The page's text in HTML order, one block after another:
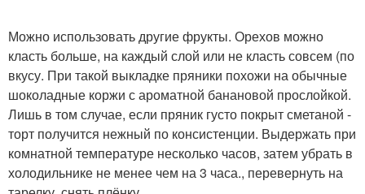
Можно использовать другие фрукты. Орехов можно
класть больше, на каждый слой или не класть совсем (по
вкусу. При такой выкладке пряники похожи на обычные
шоколадные коржи с ароматной банановой прослойкой.
Лишь в том случае, если пряник густо покрыт сметаной -
торт получится нежный по консистенции. Выдержать при
комнатной температуре несколько часов, затем убрать в
холодильнике не менее чем на 3 часа., перевернуть на